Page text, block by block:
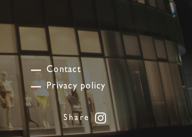
Contact
Privacy policy
Share